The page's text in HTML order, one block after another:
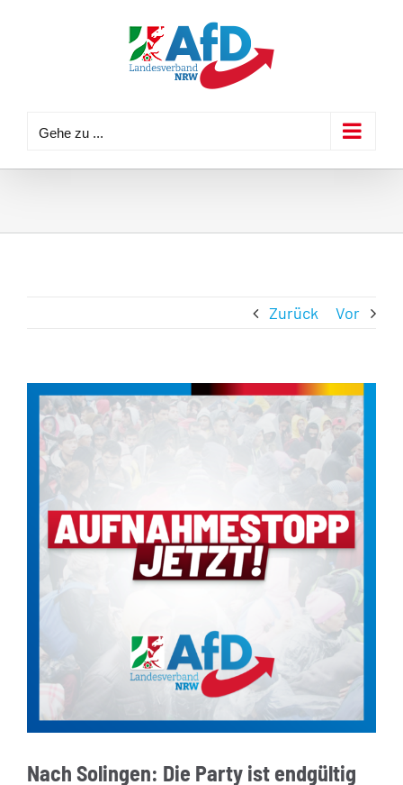
Gehe zu ...
Zurück Vor
Nach Solingen: Die Party ist endgültig